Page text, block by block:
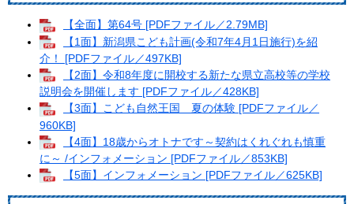
【全面】第64号 [PDFファイル／2.79MB]
【1面】新潟県こども計画(令和7年4月1日施行)を紹
介！ [PDFファイル／497KB]
【2面】令和8年度に開校する新たな県立高校等の学校
説明会を開催します [PDFファイル／428KB]
【3面】こども自然王国 夏の体験 [PDFファイル／
960KB]
【4面】18歳からオトナです～契約はくれぐれも慎重
に～ /インフォメーション [PDFファイル／853KB]
【5面】インフォメーション [PDFファイル／625KB]